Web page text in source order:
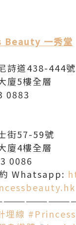
Beauty 一秀堂
詩道438-444號
廈5樓全層
0883
街57-59號
廈4樓全層
0086
Whatsapp:
埋線